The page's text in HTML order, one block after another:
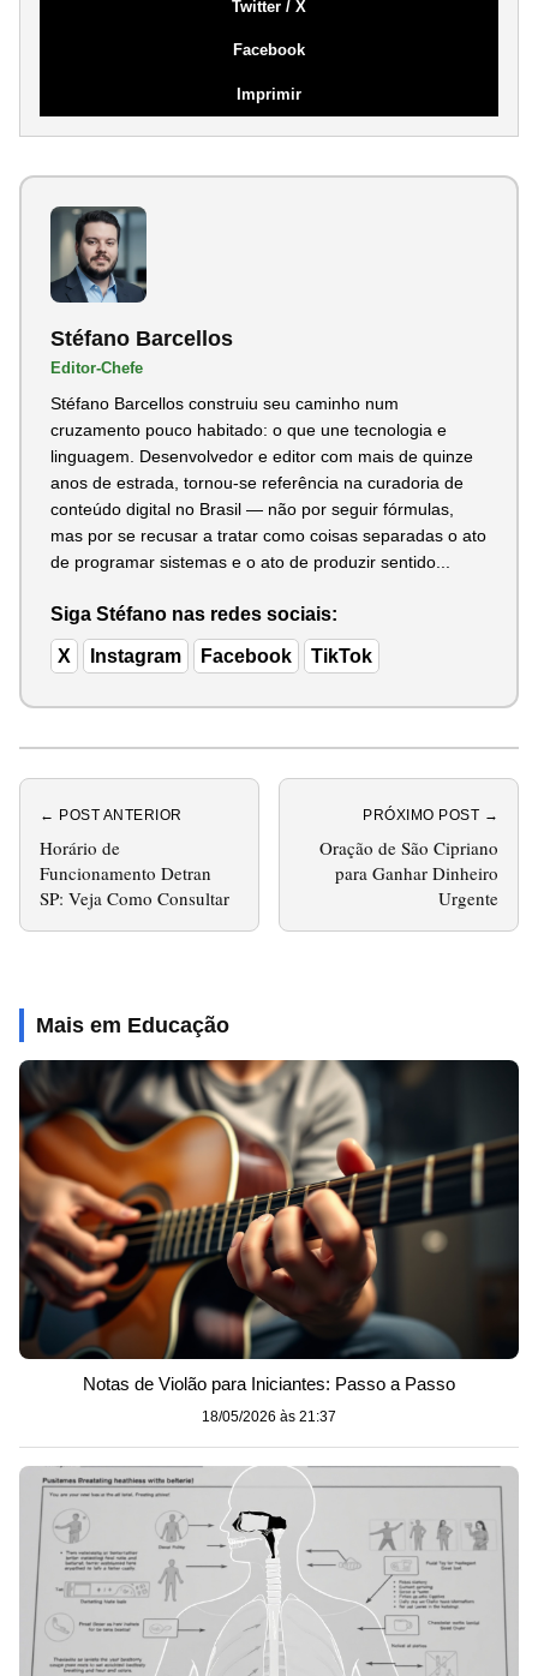
Twitter / X
Facebook
Imprimir
Stéfano Barcellos
Editor-Chefe
Stéfano Barcellos construiu seu caminho num
cruzamento pouco habitado: o que une tecnologia e
linguagem. Desenvolvedor e editor com mais de quinze
anos de estrada, tornou-se referência na curadoria de
conteúdo digital no Brasil — não por seguir fórmulas,
mas por se recusar a tratar como coisas separadas o ato
de programar sistemas e o ato de produzir sentido...
Siga Stéfano nas redes sociais:
X Instagram Facebook TikTok
← POST ANTERIOR
Horário de
Funcionamento Detran
SP: Veja Como Consultar
PRÓXIMO POST →
Oração de São Cipriano
para Ganhar Dinheiro
Urgente
Mais em Educação
Notas de Violão para Iniciantes: Passo a Passo
18/05/2026 às 21:37